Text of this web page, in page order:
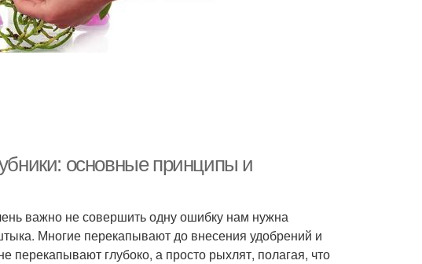
основные принципы и
важно не совершить одну ошибку нам нужна
Многие перекапывают до внесения удобрений и
перекапывают глубоко, а просто рыхлят, полагая, что